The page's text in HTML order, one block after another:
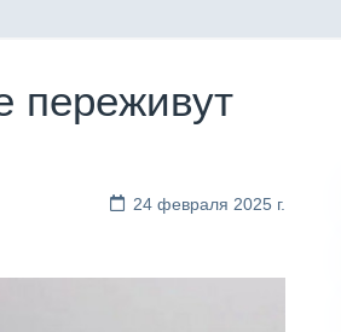
переживут
24 февраля 2025 г.